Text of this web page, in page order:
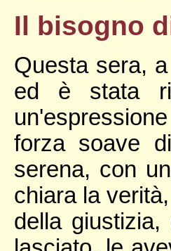
Il bisogno
Questa sera,
ed è stata
forza soave
serena, con
chiara la
della